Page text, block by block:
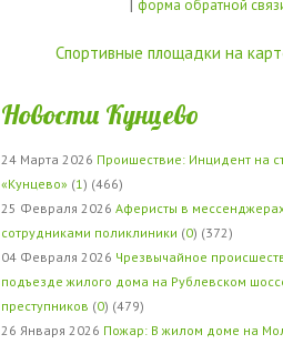
форма обратной
Спортивные площадки на
Новости Кунцево
24 Марта 2026 Проишествие: Инцидент на
«Кунцево» (1 ) (466)
25 Февраля 2026 Аферисты в
сотрудниками поликлиники (0) (372)
04 Февраля 2026 Чрезвычайное
подъезде жилого дома на Рублевском
преступников (0) (479)
26 Января 2026 Пожар: В жилом доме на